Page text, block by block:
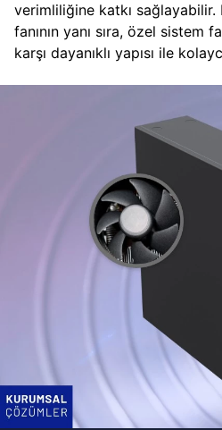
verimliliğine katkı
fanının yanı sıra, özel sistem
karşı dayanıklı yapısı ile